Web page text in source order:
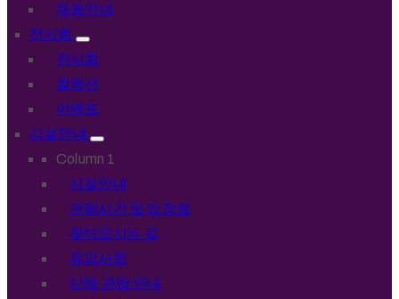
채용안내
전시회
전시회
컬렉션
이벤트
시설안내
Column 1
시설안내
관람시간 및 입장료
찾아오시는 길
유의사항
단체 관람 안내